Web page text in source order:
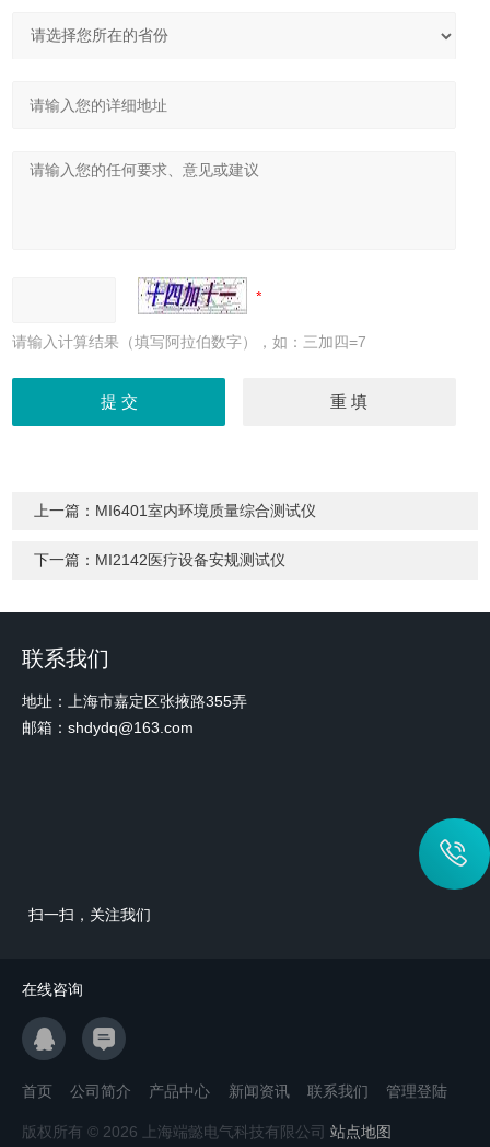
请输入计算结果（填写阿拉伯数字），如：三加四=7
上一篇： MI6401室内环境质量综合测试仪
下一篇： MI2142医疗设备安规测试仪
联系我们
地址：上海市嘉定区张掖路355弄
邮箱：shdydq@163.com
扫一扫，关注我们
在线咨询
首页 公司简介 产品中心 新闻资讯 联系我们 管理登陆
版权所有 © 2026 上海端懿电气科技有限公司 站点地图